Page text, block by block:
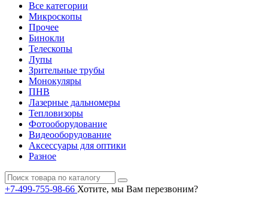
Все категории
Микроскопы
Прочее
Бинокли
Телескопы
Лупы
Зрительные трубы
Монокуляры
ПНВ
Лазерные дальномеры
Тепловизоры
Фотооборудование
Видеооборудование
Аксессуары для оптики
Разное
+7-499-755-98-66 Хотите, мы Вам перезвоним?